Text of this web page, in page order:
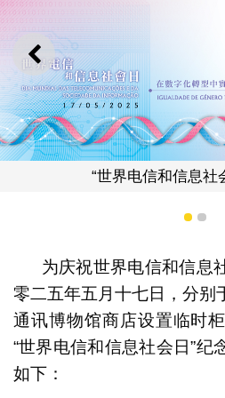
上一则
1 2
为庆祝世界电信和信息
零二五年五月十七日，分别
通讯博物馆商店设置临时
“世界电信和信息社会日”纪
如下：